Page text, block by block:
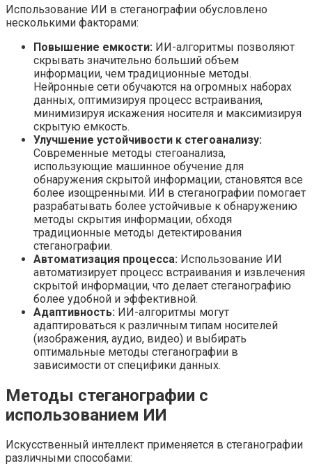
Использование ИИ в стеганографии обусловлено
несколькими факторами:
Повышение емкости: ИИ-алгоритмы позволяют
скрывать значительно больший объем
информации, чем традиционные методы.
Нейронные сети обучаются на огромных наборах
данных, оптимизируя процесс встраивания,
минимизируя искажения носителя и максимизируя
скрытую емкость.
Улучшение устойчивости к стегоанализу:
Современные методы стегоанализа,
использующие машинное обучение для
обнаружения скрытой информации, становятся все
более изощренными. ИИ в стеганографии помогает
разрабатывать более устойчивые к обнаружению
методы скрытия информации, обходя
традиционные методы детектирования
стеганографии.
Автоматизация процесса: Использование ИИ
автоматизирует процесс встраивания и извлечения
скрытой информации, что делает стеганографию
более удобной и эффективной.
Адаптивность: ИИ-алгоритмы могут
адаптироваться к различным типам носителей
(изображения, аудио, видео) и выбирать
оптимальные методы стеганографии в
зависимости от специфики данных.
Методы стеганографии с
использованием ИИ
Искусственный интеллект применяется в стеганографии
различными способами: